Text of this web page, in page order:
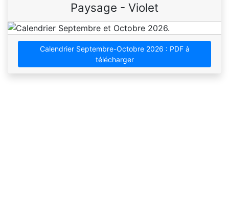
Paysage - Violet
Calendrier Septembre-Octobre 2026 : PDF à
télécharger